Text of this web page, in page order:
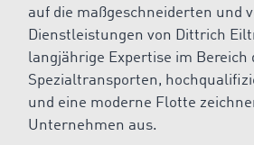
auf die maßgeschneiderten und
Dienstleistungen von Dittrich
langjährige Expertise im Bereich
Spezialtransporten,
und eine moderne Flotte
Unternehmen aus.